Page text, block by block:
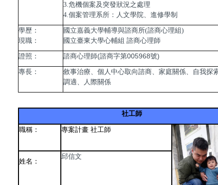
3.危機個案及突發狀況之處理
4.個案管理系所：人文學院、進修學制
學歷：
現職：
國立嘉義大學輔導與諮商所(諮商心理組)
國立臺東大學心輔組 諮商心理師
證照： 諮商心理師(諮商字第005968號)
專長：
敘事治療、個人中心取向諮商、家庭關係、自我探
調適、人際關係
社工師
職稱： 專案計畫 社工師
姓名：
邱信文